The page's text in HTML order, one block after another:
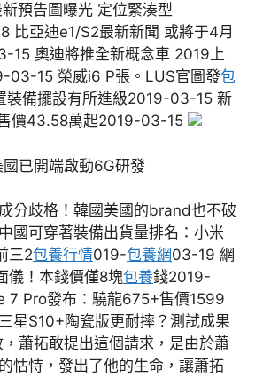
預告圖曝光 定位緊湊型
比亞迪e1/S2最新新聞 或將于4月
15 奧迪將推全新概念車 2019上
03-15 榮威i6 P張。LUS官圖發包
裝備擺設有所進級2019-03-15 新
價43.58萬起2019-03-15
已開端啟動6G研發
分歧格！韓國美國的brand也不破
國可穿著裝備出貨量排名：小米
三2包養行情019-包養網03-19 網
儀！本錢價僅8塊包養錢2019-
7 Pro發布：驍龍675+售價1599
星S10+陶瓷版更耐摔？測試成果
，蕭拓敢提出這個請求，是由於蕭
怙恃，發出了他的生命，讓蕭拓